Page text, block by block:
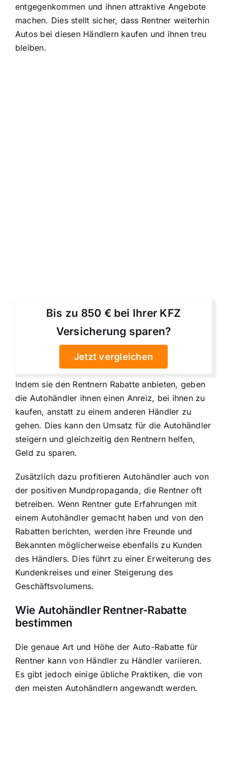
entgegenkommen und ihnen attraktive Angebote
machen. Dies stellt sicher, dass Rentner weiterhin
Autos bei diesen Händlern kaufen und ihnen treu
bleiben.
Bis zu 850 € bei Ihrer KFZ
Versicherung sparen?
Jetzt vergleichen
Indem sie den Rentnern Rabatte anbieten, geben
die Autohändler ihnen einen Anreiz, bei ihnen zu
kaufen, anstatt zu einem anderen Händler zu
gehen. Dies kann den Umsatz für die Autohändler
steigern und gleichzeitig den Rentnern helfen,
Geld zu sparen.
Zusätzlich dazu profitieren Autohändler auch von
der positiven Mundpropaganda, die Rentner oft
betreiben. Wenn Rentner gute Erfahrungen mit
einem Autohändler gemacht haben und von den
Rabatten berichten, werden ihre Freunde und
Bekannten möglicherweise ebenfalls zu Kunden
des Händlers. Dies führt zu einer Erweiterung des
Kundenkreises und einer Steigerung des
Geschäftsvolumens.
Wie Autohändler Rentner-Rabatte
bestimmen
Die genaue Art und Höhe der Auto-Rabatte für
Rentner kann von Händler zu Händler variieren.
Es gibt jedoch einige übliche Praktiken, die von
den meisten Autohändlern angewandt werden.